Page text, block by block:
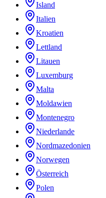
Island
Italien
Kroatien
Lettland
Litauen
Luxemburg
Malta
Moldawien
Montenegro
Niederlande
Nordmazedonien
Norwegen
Österreich
Polen